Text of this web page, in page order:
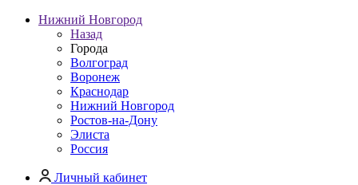
Нижний Новгород
Назад
Города
Волгоград
Воронеж
Краснодар
Нижний Новгород
Ростов-на-Дону
Элиста
Россия
Личный кабинет